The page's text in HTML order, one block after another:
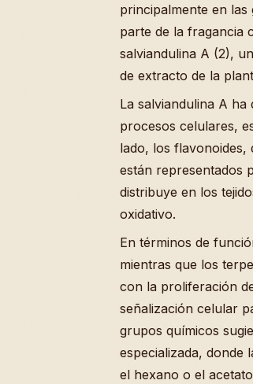
principalmente en las
parte de la fragancia
salviandulina A (2),
de extracto de la
La salviandulina A
procesos celulares,
lado, los flavonoides,
están representados
distribuye en los
oxidativo.
En términos de
mientras que los
con la proliferación
señalización celular
grupos químicos
especializada, donde
el hexano o el